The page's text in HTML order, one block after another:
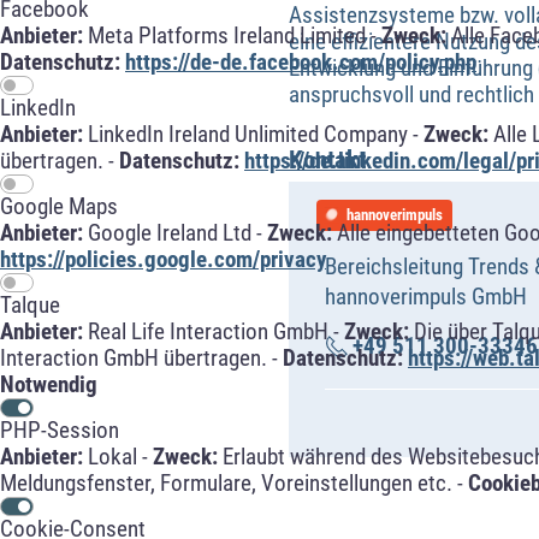
Facebook
Anbieter: Meta Platforms Ireland Limited -Zweck:Alle
Datenschutz: https://de-de.facebook.com/policy.php
LinkedIn
Anbieter: LinkedIn Ireland Unlimited Company -Zweck:Alle
übertragen. - Datenschutz: https://de.linkedin.com/legal/
Google Maps
Anbieter: Google Ireland Ltd -Zweck:Alle eingebetteten
https://policies.google.com/privacy
Talque
Anbieter: Real Life Interaction GmbH -Zweck:Die über
Interaction GmbH übertragen. - Datenschutz: https://
Notwendig
PHP-Session
Anbieter: Lokal -Zweck: Erlaubt während des
Meldungsfenster, Formulare, Voreinstellungen etc. -
Cookie-Consent
Assistenzsysteme bzw.
eine effizientere Nutzung
Entwicklung und
anspruchsvoll und
Kontakt
hannoverimpuls
Bereichsleitung Trends
hannoverimpuls GmbH
+49 511 300-33346